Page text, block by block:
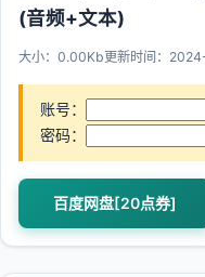
(音频+文本)
大小：0.00Kb更新时间：
账号：
密码：
百度网盘[20点券]